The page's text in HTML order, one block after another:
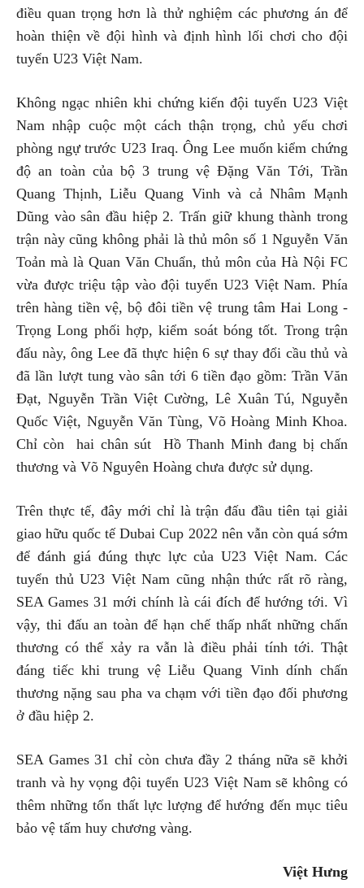
điều quan trọng hơn là thử nghiệm các phương án để
hoàn thiện về đội hình và định hình lối chơi cho đội
tuyển U23 Việt Nam.
Không ngạc nhiên khi chứng kiến đội tuyển U23 Việt
Nam nhập cuộc một cách thận trọng, chủ yếu chơi
phòng ngự trước U23 Iraq. Ông Lee muốn kiểm chứng
độ an toàn của bộ 3 trung vệ Đặng Văn Tới, Trần
Quang Thịnh, Liễu Quang Vinh và cả Nhâm Mạnh
Dũng vào sân đầu hiệp 2. Trấn giữ khung thành trong
trận này cũng không phải là thủ môn số 1 Nguyễn Văn
Toản mà là Quan Văn Chuẩn, thủ môn của Hà Nội FC
vừa được triệu tập vào đội tuyển U23 Việt Nam. Phía
trên hàng tiền vệ, bộ đôi tiền vệ trung tâm Hai Long -
Trọng Long phối hợp, kiểm soát bóng tốt. Trong trận
đấu này, ông Lee đã thực hiện 6 sự thay đổi cầu thủ và
đã lần lượt tung vào sân tới 6 tiền đạo gồm: Trần Văn
Đạt, Nguyễn Trần Việt Cường, Lê Xuân Tú, Nguyễn
Quốc Việt, Nguyễn Văn Tùng, Võ Hoàng Minh Khoa.
Chỉ còn hai chân sút Hồ Thanh Minh đang bị chấn
thương và Võ Nguyên Hoàng chưa được sử dụng.
Trên thực tế, đây mới chỉ là trận đấu đầu tiên tại giải
giao hữu quốc tế Dubai Cup 2022 nên vẫn còn quá sớm
để đánh giá đúng thực lực của U23 Việt Nam. Các
tuyển thủ U23 Việt Nam cũng nhận thức rất rõ ràng,
SEA Games 31 mới chính là cái đích để hướng tới. Vì
vậy, thi đấu an toàn để hạn chế thấp nhất những chấn
thương có thể xảy ra vẫn là điều phải tính tới. Thật
đáng tiếc khi trung vệ Liễu Quang Vinh dính chấn
thương nặng sau pha va chạm với tiền đạo đối phương
ở đầu hiệp 2.
SEA Games 31 chỉ còn chưa đầy 2 tháng nữa sẽ khởi
tranh và hy vọng đội tuyển U23 Việt Nam sẽ không có
thêm những tổn thất lực lượng để hướng đến mục tiêu
bảo vệ tấm huy chương vàng.
Việt Hưng